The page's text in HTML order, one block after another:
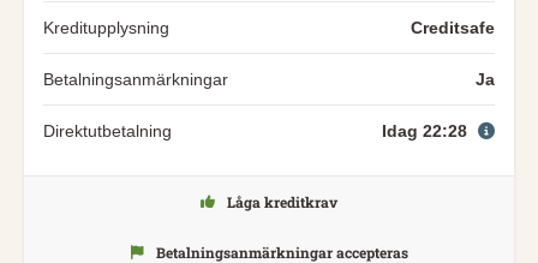
Kreditupplysning Creditsafe
Betalningsanmärkningar Ja
Direktutbetalning Idag 22:28
Låga kreditkrav
Betalningsanmärkningar accepteras